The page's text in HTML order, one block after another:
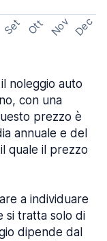
Set Ott Nov Dec
noleggio auto
con una
prezzo è
annuale e del
quale il prezzo
a individuare
si tratta solo di
dipende dal